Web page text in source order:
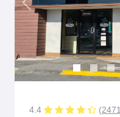
Previous
4.4 (2471